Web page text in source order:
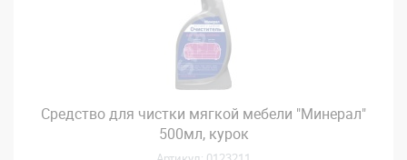
Средство для чистки мягкой мебели "Минерал"
500мл, курок